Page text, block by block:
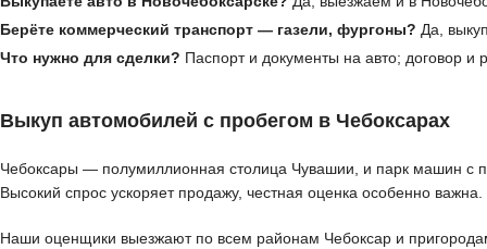
Берёте коммерческий транспорт — газели, фургоны? Да,
Что нужно для сделки? Паспорт и документы на авто; договор
Выкуп автомобилей с пробегом в Чебоксарах
Чебоксары — полумиллионная столица Чувашии, и парк машин с
Высокий спрос ускоряет продажу, честная оценка особенно
Наши оценщики выезжают по всем районам Чебоксар и